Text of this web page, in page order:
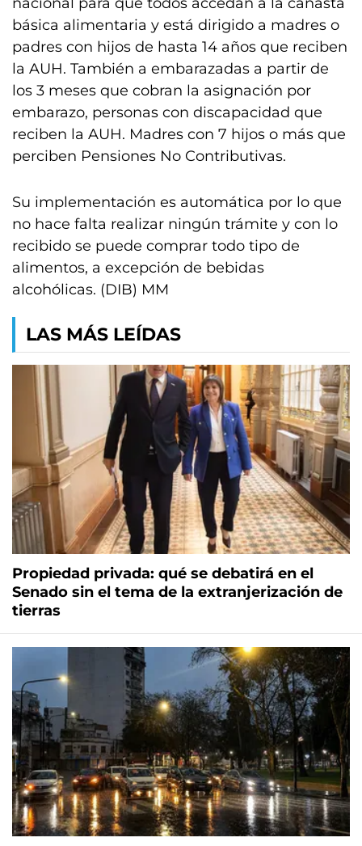
básica alimentaria y está dirigido a madres o
padres con hijos de hasta 14 años que reciben
la AUH. También a embarazadas a partir de
los 3 meses que cobran la asignación por
embarazo, personas con discapacidad que
reciben la AUH. Madres con 7 hijos o más que
perciben Pensiones No Contributivas.
Su implementación es automática por lo que
no hace falta realizar ningún trámite y con lo
recibido se puede comprar todo tipo de
alimentos, a excepción de bebidas
alcohólicas. (DIB) MM
LAS MÁS LEÍDAS
Propiedad privada: qué se debatirá en el
Senado sin el tema de la extranjerización de
tierras